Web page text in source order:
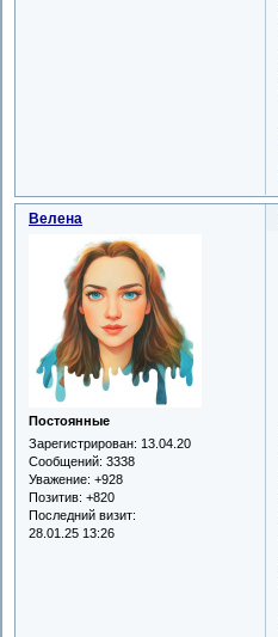
Велена
Постоянные
Зарегистрирован: 13.04.20
Сообщений: 3338
Уважение: +928
Позитив: +820
Последний визит:
28.01.25 13:26